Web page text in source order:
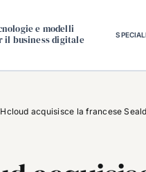
e modelli
il business digitale
SPECIALI
acquisisce la francese Seald